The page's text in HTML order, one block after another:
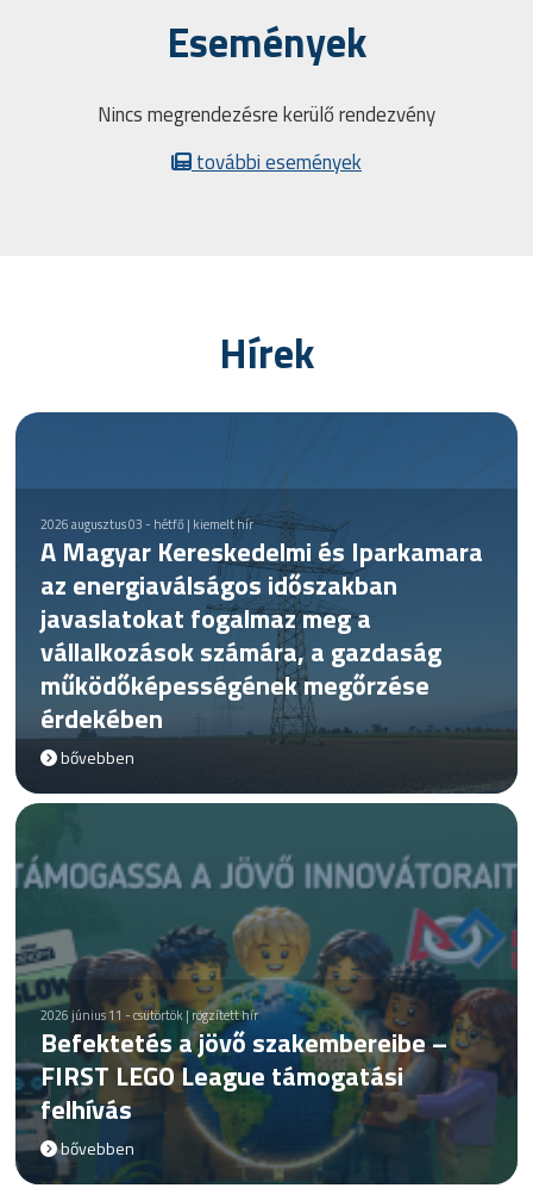
Események
Nincs megrendezésre kerülő rendezvény
további események
Hírek
2026 augusztus 03 - hétfő | kiemelt hír
A Magyar Kereskedelmi és Iparkamara
az energiaválságos időszakban
javaslatokat fogalmaz meg a
vállalkozások számára, a gazdaság
működőképességének megőrzése
érdekében
bővebben
2026 június 11 - csütörtök | rögzített hír
Befektetés a jövő szakembereibe –
FIRST LEGO League támogatási
felhívás
bővebben